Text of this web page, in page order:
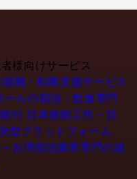
様向けサービス
職・転職支援サービス
ルの宿泊・飲食専門
行 日本旅館工作 - 日
型プラットフォーム
台湾宿泊業界専門の就